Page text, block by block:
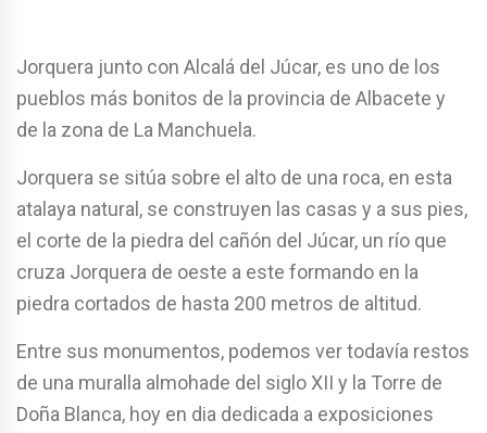
Jorquera junto con Alcalá del Júcar, es uno de los
pueblos más bonitos de la provincia de Albacete y
de la zona de La Manchuela.
Jorquera se sitúa sobre el alto de una roca, en esta
atalaya natural, se construyen las casas y a sus pies,
el corte de la piedra del cañón del Júcar, un río que
cruza Jorquera de oeste a este formando en la
piedra cortados de hasta 200 metros de altitud.
Entre sus monumentos, podemos ver todavía restos
de una muralla almohade del siglo XII y la Torre de
Doña Blanca, hoy en dia dedicada a exposiciones